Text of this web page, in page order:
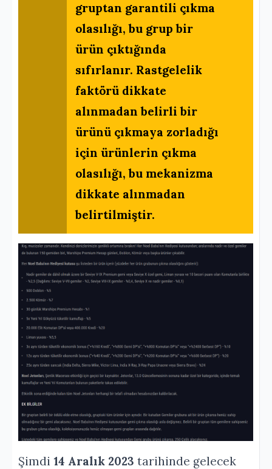
gruptan garantili çıkma
olasılığı, bu grup bir
ürün çıktığında
sıfırlanır. Rastgelelik
faktörü dikkate
alınmadan belirli bir
ürünü çıkmaya zorladığı
için ürünlerin çıkma
olasılığı, bu mekanizma
dikkate alınmadan
belirtilmiştir.
Şimdi 14 Aralık 2023 tarihinde gelecek